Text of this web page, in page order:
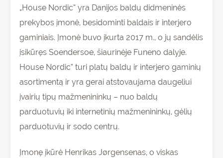
„House Nordic“ yra Danijos baldų didmeninės
prekybos įmonė, besidominti baldais ir interjero
gaminiais. Įmonė buvo įkurta 2017 m., o jų sandėlis
įsikūręs Soendersoe, šiaurinėje Funeno dalyje.
House Nordic“ turi platų baldų ir interjero gaminių
asortimentą ir yra gerai atstovaujama daugeliui
įvairių tipų mažmenininkų – nuo baldų
parduotuvių iki internetinių mažmenininkų, gėlių
parduotuvių ir sodo centrų.
Įmonę įkūrė Henrikas Jørgensenas, o viskas